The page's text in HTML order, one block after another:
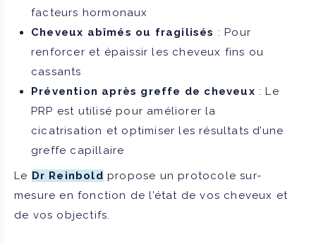
facteurs hormonaux
Cheveux abîmés ou fragilisés : Pour
renforcer et épaissir les cheveux fins ou
cassants
Prévention après greffe de cheveux : Le
PRP est utilisé pour améliorer la
cicatrisation et optimiser les résultats d’une
greffe capillaire
Le Dr Reinbold propose un protocole sur-
mesure en fonction de l’état de vos cheveux et
de vos objectifs.